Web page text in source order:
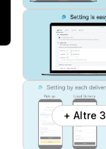
+ Altre 3